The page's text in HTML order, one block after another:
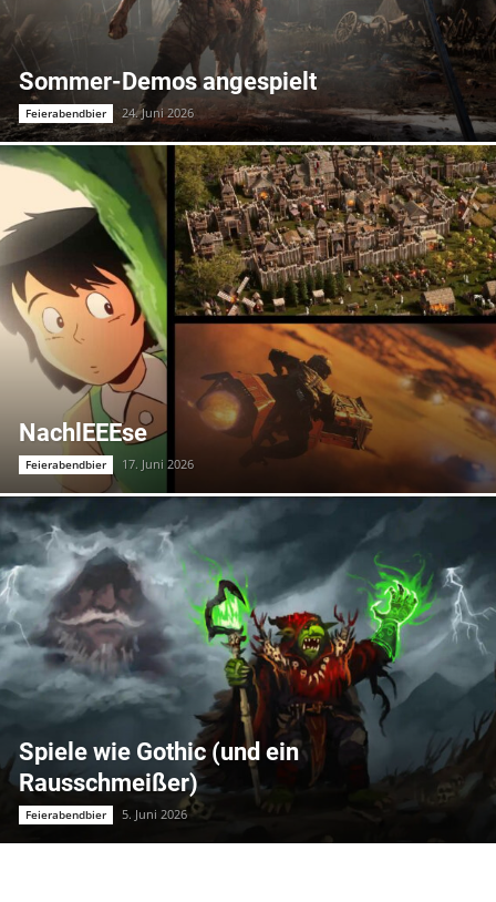
Sommer-Demos angespielt
Feierabendbier 24. Juni 2026
NachlEEEse
Feierabendbier 17. Juni 2026
Spiele wie Gothic (und ein
Rausschmeißer)
Feierabendbier 5. Juni 2026